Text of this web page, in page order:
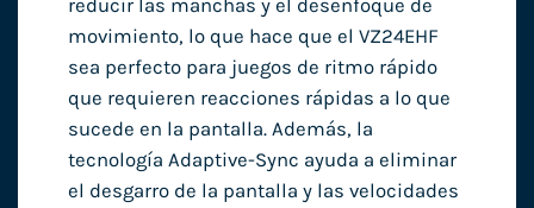
reducir las manchas y el desenfoque de
movimiento, lo que hace que el VZ24EHF
sea perfecto para juegos de ritmo rápido
que requieren reacciones rápidas a lo que
sucede en la pantalla. Además, la
tecnología Adaptive-Sync ayuda a eliminar
el desgarro de la pantalla y las velocidades